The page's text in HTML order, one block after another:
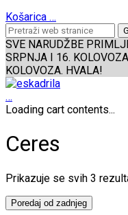
Košarica …
SVE NARUDŽBE
SRPNJA I 16.
KOLOVOZA. HVALA!
…
Loading cart contents...
Ceres
Prikazuje se svih 3
Poredaj od zadnjeg